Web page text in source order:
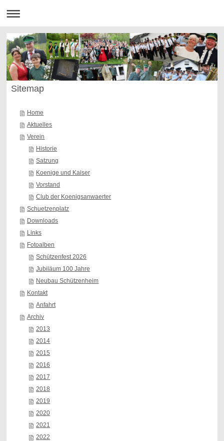
Sitemap
Home
Aktuelles
Verein
Historie
Satzung
Koenige und Kaiser
Vorstand
Club der Koenigsanwaerter
Schuetzenplatz
Downloads
Links
Fotoalben
Schützenfest 2026
Jubiläum 100 Jahre
Neubau Schützenheim
Kontakt
Anfahrt
Archiv
2013
2014
2015
2016
2017
2018
2019
2020
2021
2022